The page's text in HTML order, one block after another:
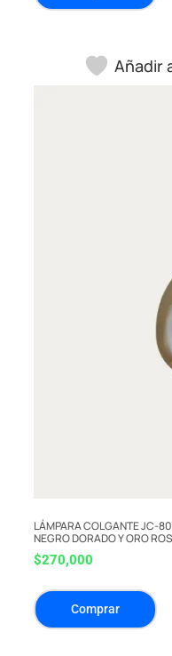
Añadir
LÁMPARA COLGANTE JC-
NEGRO DORADO Y ORO
$270,000
Comprar